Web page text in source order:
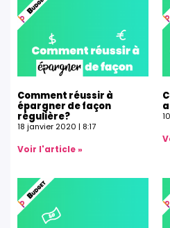
Comment réussir à
épargner de façon
régulière?
18 janvier 2020 8:17
Voir l'article »